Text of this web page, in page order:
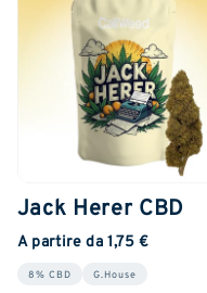
Jack Herer CBD
A partire da 1,75 €
8% CBD G.House